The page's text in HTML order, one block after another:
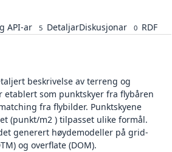
API-ar 5 DetaljarDiskusjonar 0 RDF
beskrivelse av terreng og
etablert som punktskyer fra flybåren
fra flybilder. Punktskyene
(punkt/m2 ) tilpasset ulike formål.
generert høydemodeller på grid-
og overflate (DOM).